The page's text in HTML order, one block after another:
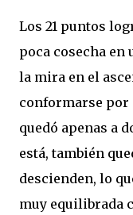
Los 21 puntos
poca cosecha en
la mira en el
conformarse por
quedó apenas a
está, también
descienden, lo
muy equilibrada